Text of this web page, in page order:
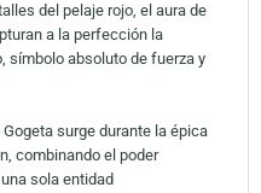
del pelaje rojo, el aura de
a la perfección la
símbolo absoluto de fuerza y
Gogeta surge durante la épica
combinando el poder
sola entidad